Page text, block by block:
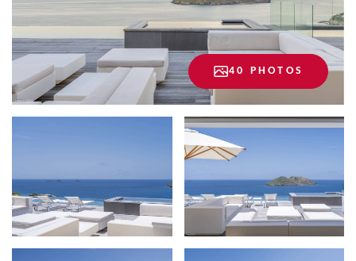
40 PHOTOS